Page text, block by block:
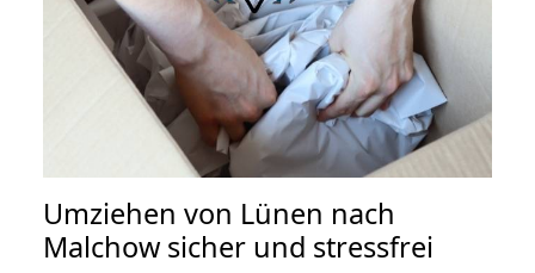
Umziehen von Lünen nach
Malchow sicher und stressfrei